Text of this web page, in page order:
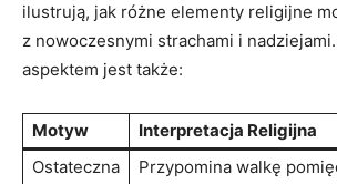
ilustrują, jak różne elementy religijne
z nowoczesnymi strachami i
aspektem jest także:
Motyw
Interpretacja Religijna
Ostateczna
Przypomina walkę